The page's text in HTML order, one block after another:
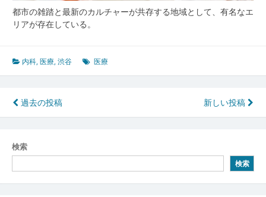
応
都市の雑踏と最新のカルチャーが共存する地域として、有名なエ
リアが存在している。
内科,医療,渋谷 医療
投
稿
ナ
ビ
ゲ
過去の投稿 新しい投稿
検索
検索